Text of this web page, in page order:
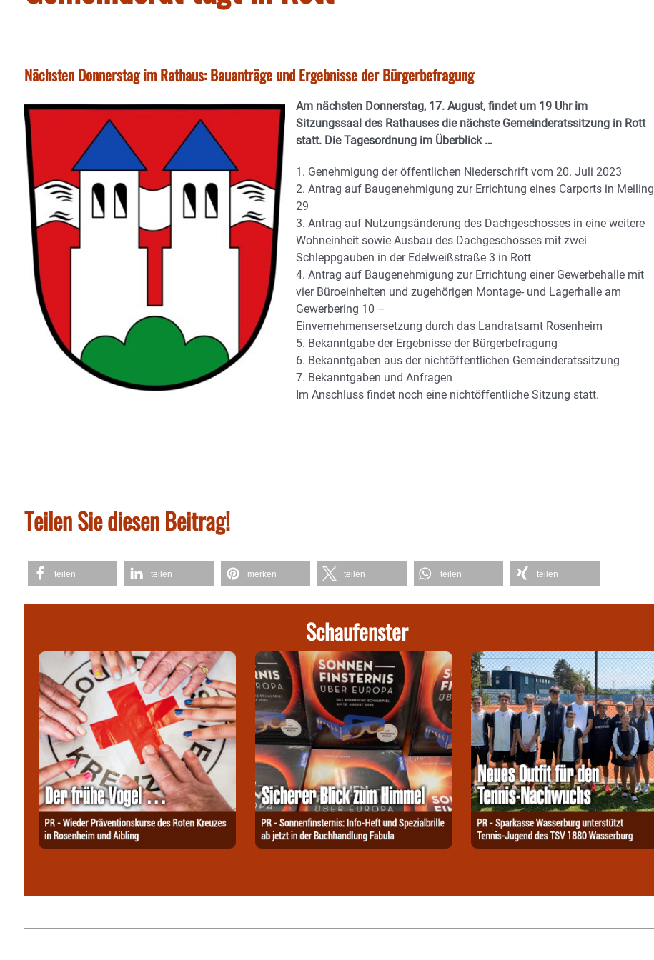
Nächsten Donnerstag im Rathaus: Bauanträge und Ergebnisse der Bürgerbefragung
Am nächsten Donnerstag, 17. August, findet um 19 Uhr im
Sitzungssaal des Rathauses die nächste Gemeinderatssitzung in Rott
statt. Die Tagesordnung im Überblick …
1. Genehmigung der öffentlichen Niederschrift vom 20. Juli 2023
2. Antrag auf Baugenehmigung zur Errichtung eines Carports in Meiling
29
3. Antrag auf Nutzungsänderung des Dachgeschosses in eine weitere
Wohneinheit sowie Ausbau des Dachgeschosses mit zwei
Schleppgauben in der Edelweißstraße 3 in Rott
4. Antrag auf Baugenehmigung zur Errichtung einer Gewerbehalle mit
vier Büroeinheiten und zugehörigen Montage- und Lagerhalle am
Gewerbering 10 –
Einvernehmensersetzung durch das Landratsamt Rosenheim
5. Bekanntgabe der Ergebnisse der Bürgerbefragung
6. Bekanntgaben aus der nichtöffentlichen Gemeinderatssitzung
7. Bekanntgaben und Anfragen
Im Anschluss findet noch eine nichtöffentliche Sitzung statt.
Teilen Sie diesen Beitrag!
teilen teilen merken teilen teilen teilen
Schaufenster